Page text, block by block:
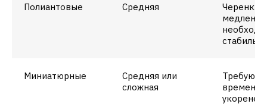
Полиантовые Средняя
Черенки
Миниатюрные
Средняя или
сложная
Требуют
времени